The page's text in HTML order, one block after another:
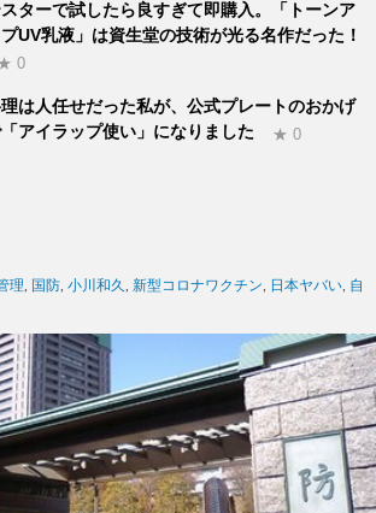
ターで試したら良すぎて即購入。「トーンア
プUV乳液」は資生堂の技術が光る名作だった！
0
は人任せだった私が、公式プレートのおかげ
アイラップ使い」になりました
★ 0
理 国防 小川和久 新型コロナワクチン 日本ヤバい 自